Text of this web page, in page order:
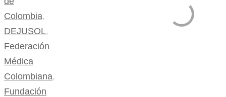
Colombia,
DEJUSOL,
Federación
Médica
Colombiana,
Fundación